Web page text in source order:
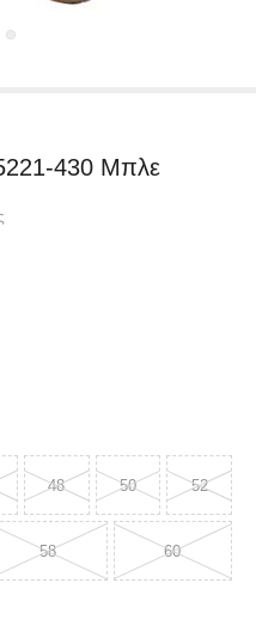
430 Μπλε
48 50 52
58 60